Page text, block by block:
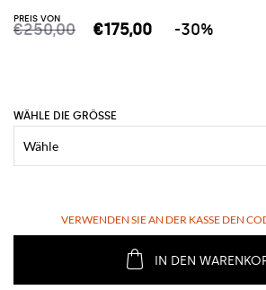
PREIS VON
€250,00 €175,00 -30%
WÄHLE DIE GRÖSSE
VERWENDEN SIE AN DER KASSE DEN
IN DEN